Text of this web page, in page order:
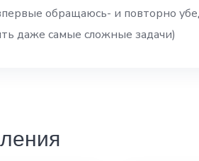
обращаюсь- и повторно
даже самые сложные задачи)